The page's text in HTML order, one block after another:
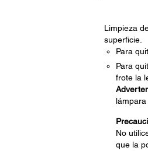
Limpieza
superficie.
Para
Para
frote la
No
que la